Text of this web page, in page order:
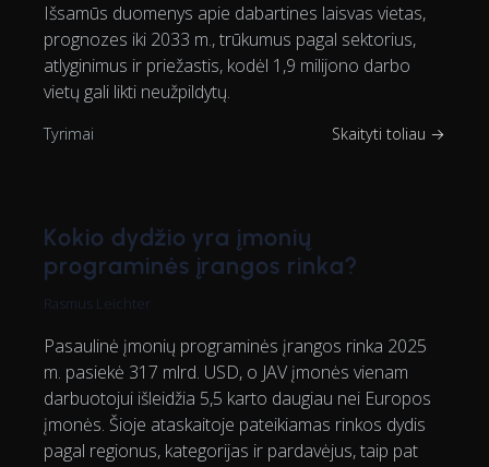
Išsamūs duomenys apie dabartines laisvas vietas,
prognozes iki 2033 m., trūkumus pagal sektorius,
atlyginimus ir priežastis, kodėl 1,9 milijono darbo
vietų gali likti neužpildytų.
Tyrimai Skaityti toliau →
Kokio dydžio yra įmonių
programinės įrangos rinka?
Rasmus Leichter
Pasaulinė įmonių programinės įrangos rinka 2025
m. pasiekė 317 mlrd. USD, o JAV įmonės vienam
darbuotojui išleidžia 5,5 karto daugiau nei Europos
įmonės. Šioje ataskaitoje pateikiamas rinkos dydis
pagal regionus, kategorijas ir pardavėjus, taip pat